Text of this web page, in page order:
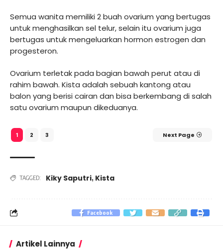
Semua wanita memiliki 2 buah ovarium yang bertugas
untuk menghasilkan sel telur, selain itu ovarium juga
bertugas untuk mengeluarkan hormon estrogen dan
progesteron.
Ovarium terletak pada bagian bawah perut atau di
rahim bawah. Kista adalah sebuah kantong atau
balon yang berisi cairan dan bisa berkembang di salah
satu ovarium maupun dikeduanya.
1 2 3 Next Page
TAGGED: Kiky Saputri, Kista
Facebook
Artikel Lainnya